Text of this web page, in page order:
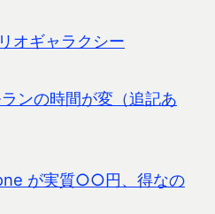
オギャラクシー
ンの時間が変（追記あ
が実質○○円、得なの